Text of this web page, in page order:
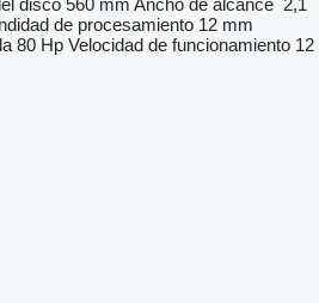
disco 560 mm Ancho de alcance 2,1
de procesamiento 12 mm
80 Hp Velocidad de funcionamiento 12